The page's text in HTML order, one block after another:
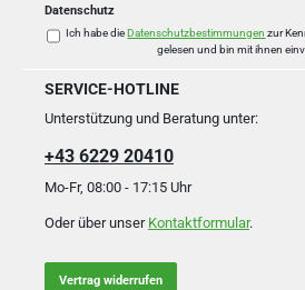
Datenschutz
Ich habe dieDatenschutzbestimmungen zur
gelesen und bin mit ihnen
SERVICE-HOTLINE
Unterstützung und Beratung unter:
+43 6229 20410
Mo-Fr, 08:00 - 17:15 Uhr
Oder über unser Kontaktformular.
Vertrag widerrufen